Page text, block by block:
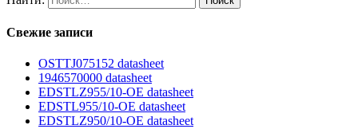
Свежие записи
OSTTJ075152 datasheet
1946570000 datasheet
EDSTLZ955/10-OE datasheet
EDSTL955/10-OE datasheet
EDSTLZ950/10-OE datasheet